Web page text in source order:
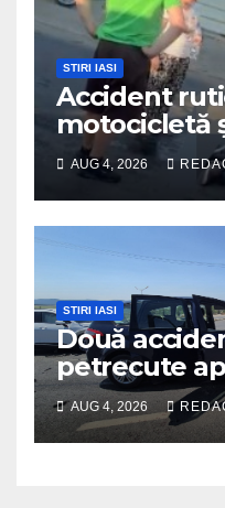
STIRI IASI
Accident
motocicletă
soldat cu un
AUG 4, 2026
STIRI IASI
Două
petrecute
pe șoseaua
municipiului
AUG 4, 2026